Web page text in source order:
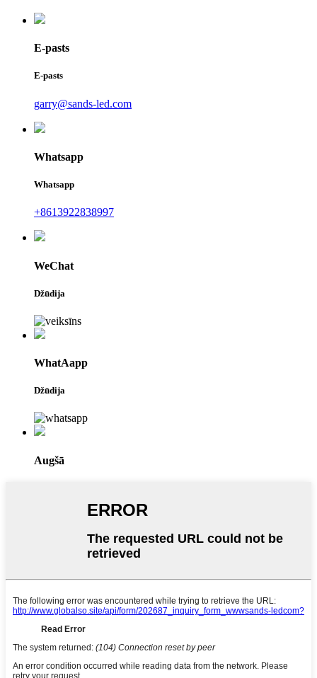
E-pasts
E-pasts
garry@sands-led.com
Whatsapp
Whatsapp
+8613922838997
WeChat
Džūdija
WhatAapp
Džūdija
Augšā